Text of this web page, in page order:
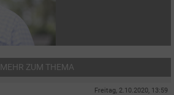
MEHR ZUM THEMA
Freitag, 2.10.2020, 13:59